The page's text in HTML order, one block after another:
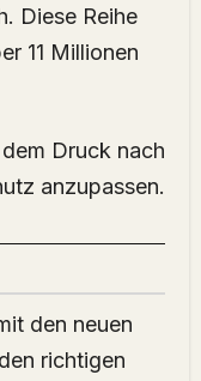
Diese Reihe
11 Millionen
Druck nach
anzupassen.
den neuen
richtigen